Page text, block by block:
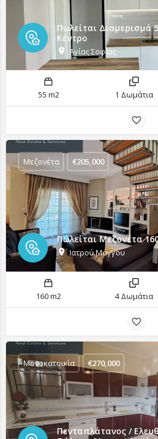
Πωλείται Διαμερισμά
Κέντρο
Αγίας Σοφίας
55 m2 1 Δωμάτια
Πωλείται Μεζονέτα
Ιατρού Μάγγου
Μεζονέτα €205,000
160 m2 4 Δωμάτια
Πενταπλάτανος /
Μονοκατοικία €270,000